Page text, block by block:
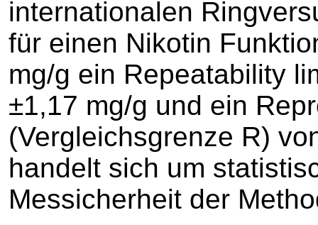
internationalen
für einen Nikotin
mg/g ein Repeatability
±1,17 mg/g und ein
(Vergleichsgrenze R)
handelt sich um
Messicherheit der